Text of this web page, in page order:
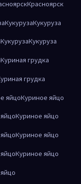
Красноярск
КукурузаКукуруза
КукурузаКукуруза
Куриная грудка
грудка
яйцоКуриное яйцо
Куриное яйцо
Куриное яйцо
Куриное яйцо